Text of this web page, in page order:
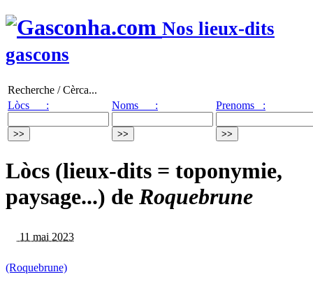
Nos lieux-dits
gascons
Recherche / Cèrca...
Lòcs :
Noms : Prenoms :
Lòcs (lieux-dits = toponymie,
paysage...) de Roquebrune
11 mai 2023
(Roquebrune)